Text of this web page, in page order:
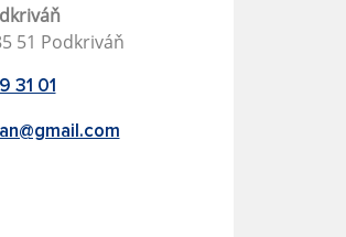
51 Podkriváň
31 01